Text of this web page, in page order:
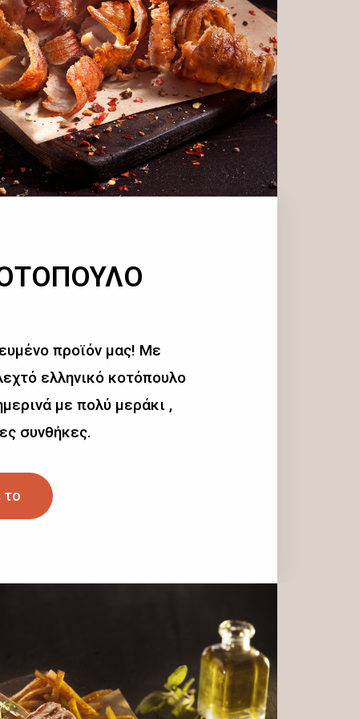
προϊόν μας! Με
ελληνικό κοτόπουλο
με πολύ μεράκι ,
συνθήκες.
το